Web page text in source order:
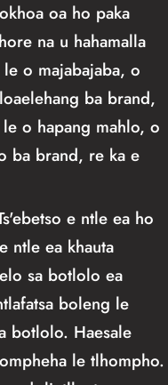
oa ho paka
na u hahamalla
o majabajaba, o
ba brand,
o hapang mahlo, o
ba brand, re ka e
e ntle ea ho
ntle ea khauta
sa botlolo ea
boleng le
botlolo. Haesale
le tlhompho.